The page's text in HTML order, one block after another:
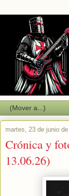
martes, 23 de junio
Crónica y
13.06.26)